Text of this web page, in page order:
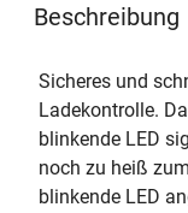
Beschreibung
Sicheres und
Ladekontrolle.
blinkende LED
noch zu heiß
blinkende LED